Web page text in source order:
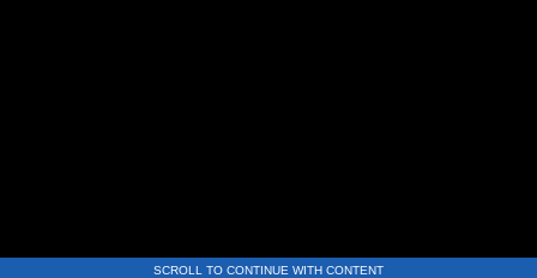
SCROLL TO CONTINUE WITH CONTENT